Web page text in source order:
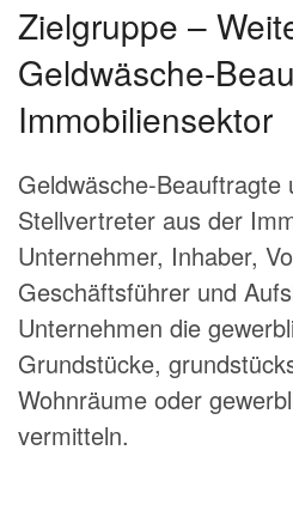
Zielgruppe –
Geldwäsche-
Immobiliensektor
Geldwäsche-Beauftragte
Stellvertreter aus der
Unternehmer, Inhaber,
Geschäftsführer und
Unternehmen die
Grundstücke,
Wohnräume oder
vermitteln.